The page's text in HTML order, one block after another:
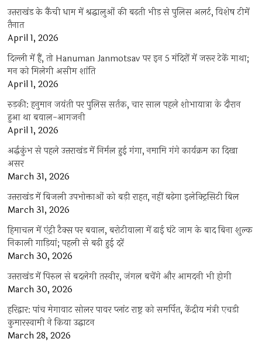
उत्तराखंड के कैंची धाम में श्रद्धालुओं की बढ़ती भीड़ से पुलिस अलर्ट, विशेष टीमें
तैनात
April 1, 2026
दिल्ली में हैं, तो Hanuman Janmotsav पर इन 5 मंदिरों में जरूर टेकें माथा;
मन को मिलेगी असीम शांति
April 1, 2026
रुड़की: हनुमान जयंती पर पुलिस सर्तक, चार साल पहले शोभायात्रा के दौरान
हुआ था बवाल-आगजनी
April 1, 2026
अर्द्धकुंभ से पहले उत्तराखंड में निर्मल हुई गंगा, नमामि गंगे कार्यक्रम का दिखा
असर
March 31, 2026
उत्तराखंड में बिजली उपभोक्ताओं को बड़ी राहत, नहीं बढ़ेगा इलेक्ट्रिसिटी बिल
March 31, 2026
हिमाचल में एंट्री टैक्स पर बवाल, बरोटीवाला में ढाई घंटे जाम के बाद बिना शुल्क
निकाली गाड़ियां; पहली से बढ़ी हुई दरें
March 30, 2026
उत्तराखंड में पिरुल से बदलेगी तस्वीर, जंगल बचेंगे और आमदनी भी होगी
March 30, 2026
हरिद्वार: पांच मेगावाट सोलर पावर प्लांट राष्ट्र को समर्पित, केंद्रीय मंत्री एचडी
कुमारस्वामी ने किया उद्घाटन
March 28, 2026